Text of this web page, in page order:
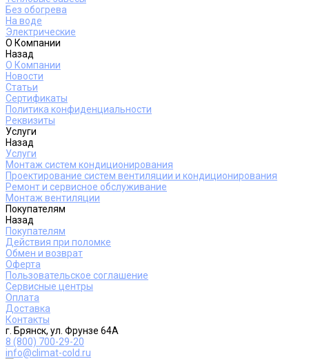
Без обогрева
На воде
Электрические
О Компании
Назад
О Компании
Новости
Статьи
Сертификаты
Политика конфиденциальности
Реквизиты
Услуги
Назад
Услуги
Монтаж систем кондиционирования
Проектирование систем вентиляции и кондиционирования
Ремонт и сервисное обслуживание
Монтаж вентиляции
Покупателям
Назад
Покупателям
Действия при поломке
Обмен и возврат
Оферта
Пользовательское соглашение
Сервисные центры
Оплата
Доставка
Контакты
г. Брянск, ул. Фрунзе 64А
8 (800) 700-29-20
info@climat-cold.ru